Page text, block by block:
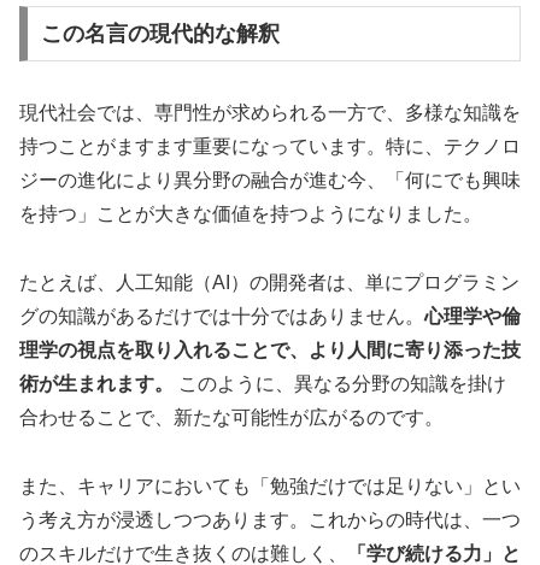
この名言の現代的な解釈
現代社会では、専門性が求められる一方で、多様な知識を
持つことがますます重要になっています。特に、テクノロ
ジーの進化により異分野の融合が進む今、「何にでも興味
を持つ」ことが大きな価値を持つようになりました。
たとえば、人工知能（AI）の開発者は、単にプログラミン
グの知識があるだけでは十分ではありません。心理学や倫
理学の視点を取り入れることで、より人間に寄り添った技
術が生まれます。
このように、異なる分野の知識を掛け
合わせることで、新たな可能性が広がるのです。
また、キャリアにおいても「勉強だけでは足りない」とい
う考え方が浸透しつつあります。これからの時代は、一つ
のスキルだけで生き抜くのは難しく、
「学び続ける力」と